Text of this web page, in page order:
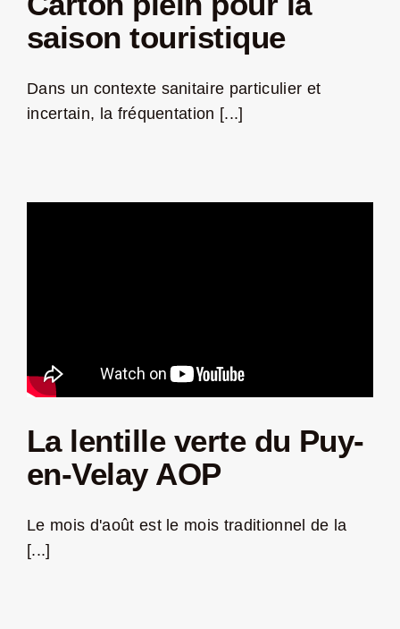
saison touristique
Dans un contexte sanitaire particulier et
incertain, la fréquentation [...]
La lentille verte du Puy-
en-Velay AOP
Le mois d'août est le mois traditionnel de la
[...]